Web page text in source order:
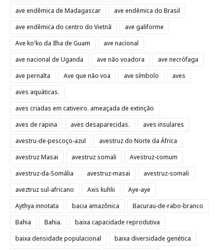
ave endêmica de Madagascar
ave endêmica do Brasil
ave endêmica do centro do Vietnã
ave galiforme
Ave ko'ko da Ilha de Guam
ave nacional
ave nacional de Uganda
ave não voadora
ave necrófaga
ave pernalta
Ave que não voa ave símbolo
aves
aves aquáticas.
aves criadas em cativeiro. ameaçada de extinção
aves de rapina
aves desaparecidas.
aves insulares
avestru-de-pescoço-azul
avestruz do Norte da África
avestruz Masai
avestruz somali
Avestruz-comum
avestruz-da-Somália
avestruz-masai
avestruz-somali
aveztruz sul-africano
Axis kuhlii
Aye-aye
Aythya innotata
bacia amazônica
Bacurau-de-rabo-branco
Bahia
Bahia.
baixa capacidade reprodutiva
baixa densidade populacional
baixa diversidade genética